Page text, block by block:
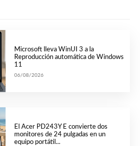
Microsoft lleva WinUI 3 a la
Reproducción automática de Windows
11
06/08/2026
El Acer PD243Y E convierte dos
monitores de 24 pulgadas en un
equipo portátil...